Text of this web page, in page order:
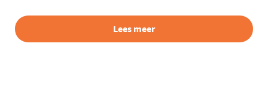
Lees meer